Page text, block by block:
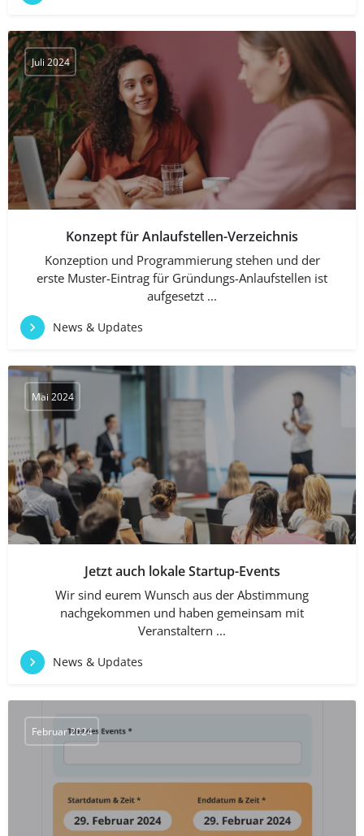
Juli 2024
Konzept für Anlaufstellen-Verzeichnis
Konzeption und Programmierung stehen und der
erste Muster-Eintrag für Gründungs-Anlaufstellen ist
aufgesetzt ...
News & Updates
Mai 2024
Jetzt auch lokale Startup-Events
Wir sind eurem Wunsch aus der Abstimmung
nachgekommen und haben gemeinsam mit
Veranstaltern ...
News & Updates
Februar 2024